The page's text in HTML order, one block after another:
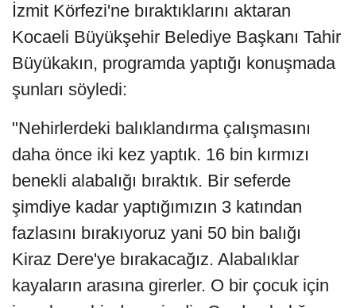
İzmit Körfezi'ne bıraktıklarını aktaran
Kocaeli Büyükşehir Belediye Başkanı Tahir
Büyükakın, programda yaptığı konuşmada
şunları söyledi:
"Nehirlerdeki balıklandırma çalışmasını
daha önce iki kez yaptık. 16 bin kırmızı
benekli alabalığı bıraktık. Bir seferde
şimdiye kadar yaptığımızın 3 katından
fazlasını bırakıyoruz yani 50 bin balığı
Kiraz Dere'ye bırakacağız. Alabalıklar
kayaların arasına girerler. O bir çocuk için